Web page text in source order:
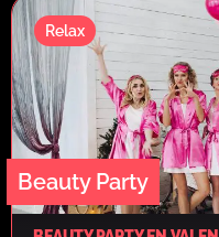
Beauty Party
Relax